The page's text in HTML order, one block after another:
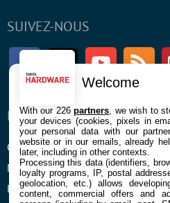
SUIVEZ-NOUS
FacebookTwitter Youtube
ENTREPRISE
Confidentialité et Cookies
Mentions légales et CGU
Préférences Cookies
À
Welcome
With our 226partners , we wish to
your devices (cookies, pixels in
your personal data with our
website or in our emails, already
later, including in other contexts.
Processing this data (identifiers,
loyalty programs, IP, postal
geolocation, etc.) allows
content, commercial offers and